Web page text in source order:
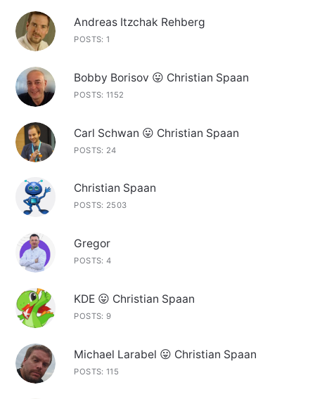
Andreas Itzchak Rehberg
POSTS: 1
Bobby Borisov 😛 Christian Spaan
POSTS: 1152
Carl Schwan 😛 Christian Spaan
POSTS: 24
Christian Spaan
POSTS: 2503
Gregor
POSTS: 4
KDE 😛 Christian Spaan
POSTS: 9
Michael Larabel 😛 Christian Spaan
POSTS: 115